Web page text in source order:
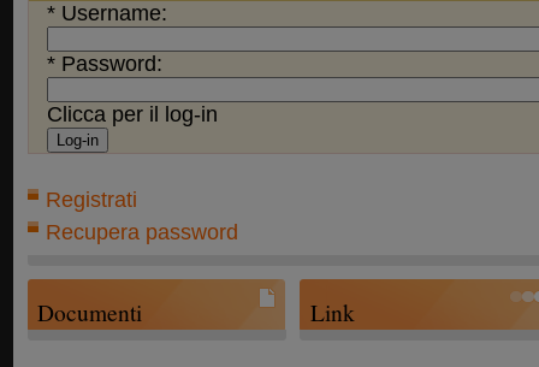
* Username:
* Password:
Clicca per il log-in
Registrati
Recupera password
Documenti Link